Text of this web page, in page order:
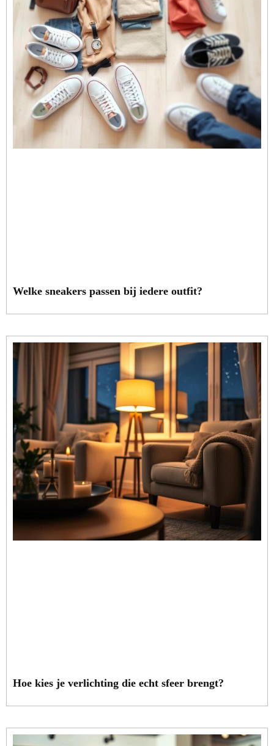
Welke sneakers passen bij iedere outfit?
Hoe kies je verlichting die echt sfeer brengt?